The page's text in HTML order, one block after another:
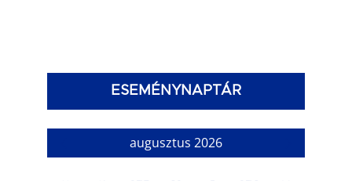
ESEMÉNYNAPTÁR
augusztus 2026